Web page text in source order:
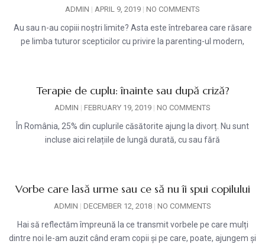
ADMIN APRIL 9, 2019 NO COMMENTS
Au sau n-au copiii noștri limite? Asta este întrebarea care răsare
pe limba tuturor scepticilor cu privire la parenting-ul modern,
Terapie de cuplu: înainte sau după criză?
ADMIN FEBRUARY 19, 2019 NO COMMENTS
În România, 25% din cuplurile căsătorite ajung la divorț. Nu sunt
incluse aici relațiile de lungă durată, cu sau fără
Vorbe care lasă urme sau ce să nu îi spui copilului
ADMIN DECEMBER 12, 2018 NO COMMENTS
Hai să reflectăm împreună la ce transmit vorbele pe care mulți
dintre noi le-am auzit când eram copii și pe care, poate, ajungem și